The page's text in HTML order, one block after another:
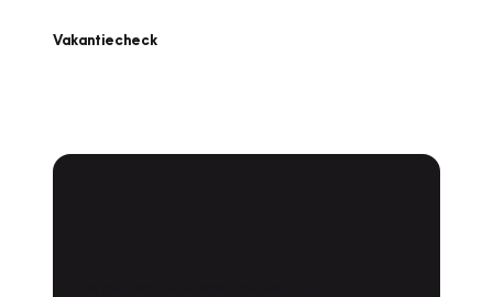
Vakantiecheck